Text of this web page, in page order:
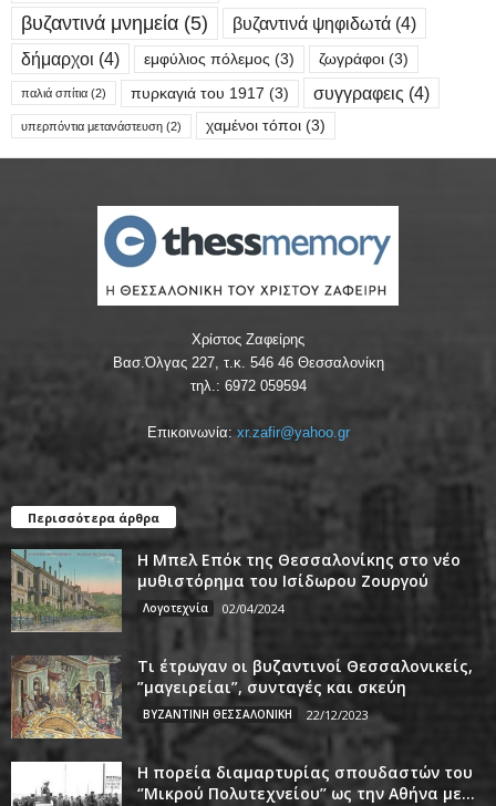
βυζαντινά μνημεία (5) βυζαντινά ψηφιδωτά (4)
δήμαρχοι (4) εμφύλιος πόλεμος (3) ζωγράφοι (3)
παλιά σπίτια (2) πυρκαγιά του 1917 (3) συγγραφεις (4)
υπερπόντια μετανάστευση (2) χαμένοι τόποι (3)
Χρίστος Ζαφείρης
Βασ.Όλγας 227, τ.κ. 546 46 Θεσσαλονίκη
τηλ.: 6972 059594
Επικοινωνία: xr.zafir@yahoo.gr
Περισσότερα άρθρα
Η Μπελ Επόκ της Θεσσαλονίκης στο νέο
μυθιστόρημα του Ισίδωρου Ζουργού
Λογοτεχνία 02/04/2024
Τι έτρωγαν οι βυζαντινοί Θεσσαλονικείς,
”μαγειρείαι”, συνταγές και σκεύη
ΒΥΖΑΝΤΙΝΗ ΘΕΣΣΑΛΟΝΙΚΗ 22/12/2023
Η πορεία διαμαρτυρίας σπουδαστών του
‘’Μικρού Πολυτεχνείου’’ ως την Αθήνα με...